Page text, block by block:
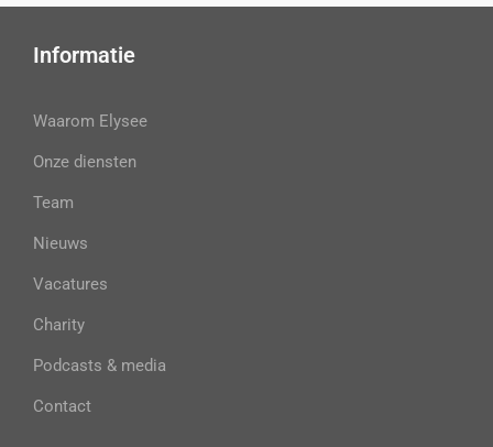
Informatie
Waarom Elysee
Onze diensten
Team
Nieuws
Vacatures
Charity
Podcasts & media
Contact